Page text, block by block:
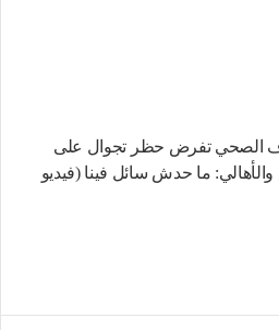
الصحي تفرض حظر تجوال على
ما حدش سائل فينا (فيديو